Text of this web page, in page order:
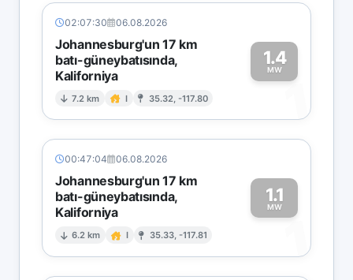
02:07:30 06.08.2026
Johannesburg'un 17 km
batı-güneybatısında,
Kaliforniya
7.2 km I 35.32, -117.80
1.4
MW
1
00:47:04 06.08.2026
Johannesburg'un 17 km
batı-güneybatısında,
Kaliforniya
6.2 km I 35.33, -117.81
1.1
MW
1